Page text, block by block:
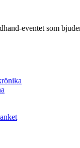
eventet som